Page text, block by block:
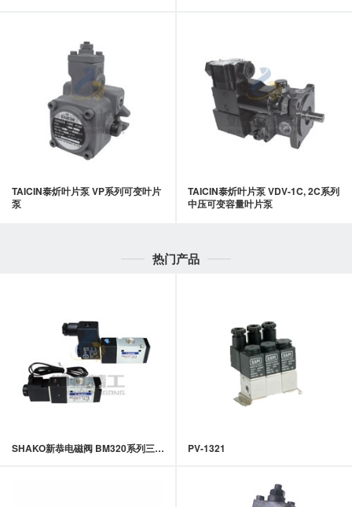
TAICIN泰炘叶片泵 VP系列可变叶片
泵
TAICIN泰炘叶片泵 VDV-1C, 2C系列
中压可变容量叶片泵
热门产品
SHAKO新恭电磁阀 BM320系列三口二位引导式电磁阀 PV-1321